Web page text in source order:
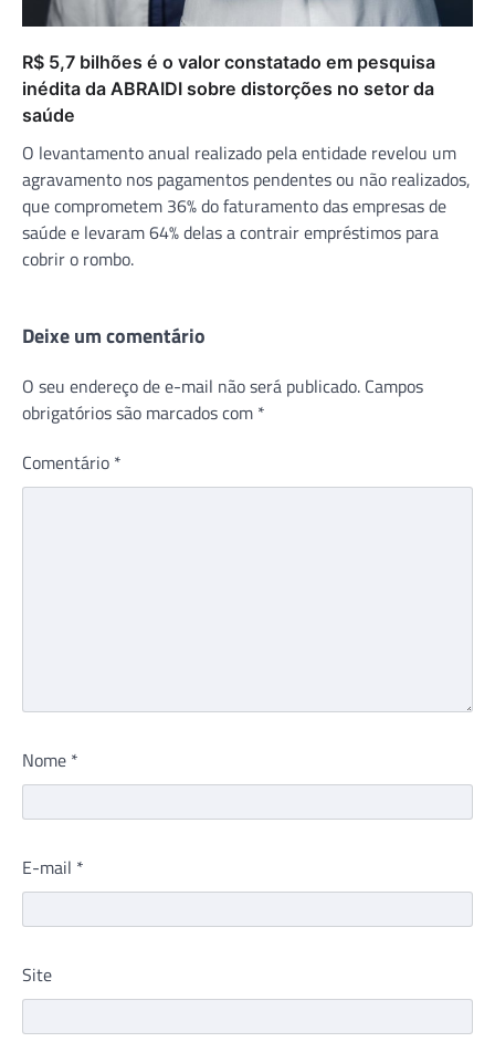
R$ 5,7 bilhões é o valor constatado em pesquisa
inédita da ABRAIDI sobre distorções no setor da
saúde
O levantamento anual realizado pela entidade revelou um
agravamento nos pagamentos pendentes ou não realizados,
que comprometem 36% do faturamento das empresas de
saúde e levaram 64% delas a contrair empréstimos para
cobrir o rombo.
Deixe um comentário
O seu endereço de e-mail não será publicado. Campos
obrigatórios são marcados com *
Comentário *
Nome *
E-mail *
Site